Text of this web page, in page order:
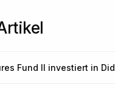
Fund II investiert in